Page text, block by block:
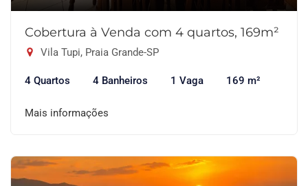
Cobertura à Venda com 4 quartos, 169m²
Vila Tupi, Praia Grande-SP
4 Quartos 4 Banheiros 1 Vaga 169 m²
Mais informações